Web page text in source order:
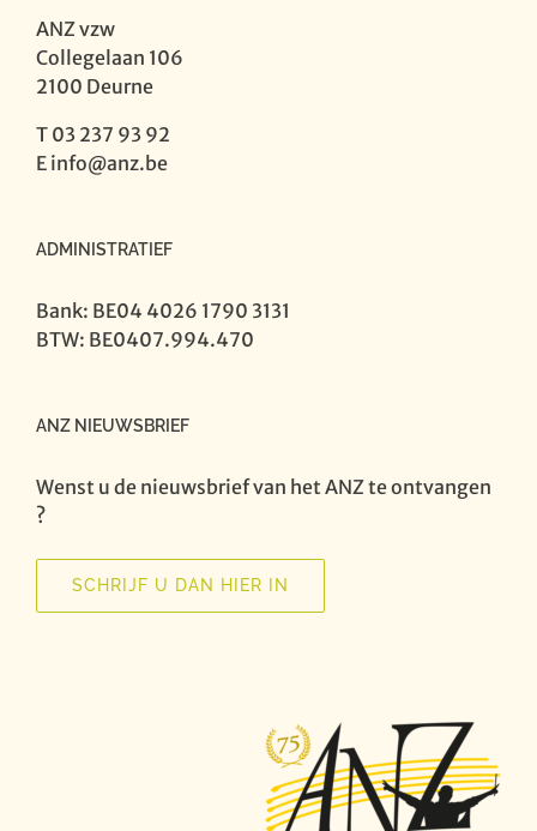
ANZ vzw
Collegelaan 106
2100 Deurne
T 03 237 93 92
E info@anz.be
ADMINISTRATIEF
Bank: BE04 4026 1790 3131
BTW: BE0407.994.470
ANZ NIEUWSBRIEF
Wenst u de nieuwsbrief van het ANZ te ontvangen
?
SCHRIJF U DAN HIER IN